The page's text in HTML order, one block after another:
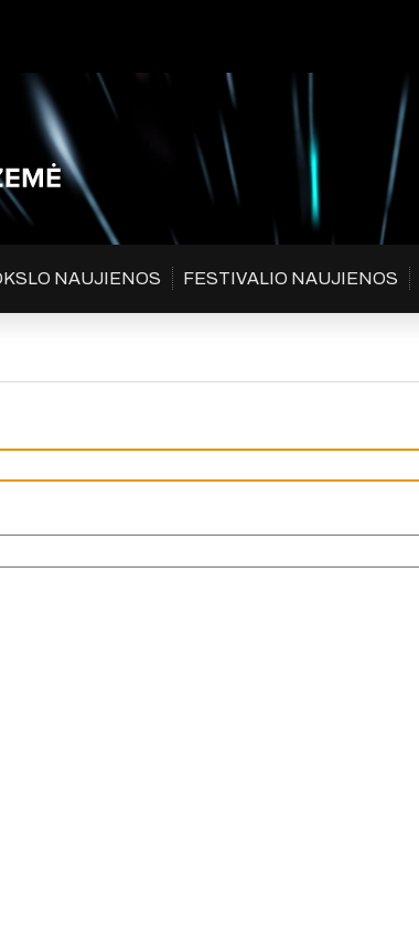
NAUJIENOS FESTIVALIO NAUJIENOS